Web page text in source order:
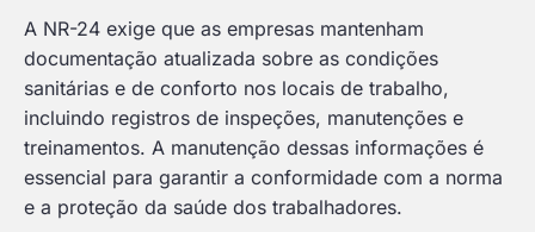
A NR-24 exige que as empresas mantenham
documentação atualizada sobre as condições
sanitárias e de conforto nos locais de trabalho,
incluindo registros de inspeções, manutenções e
treinamentos. A manutenção dessas informações é
essencial para garantir a conformidade com a norma
e a proteção da saúde dos trabalhadores.